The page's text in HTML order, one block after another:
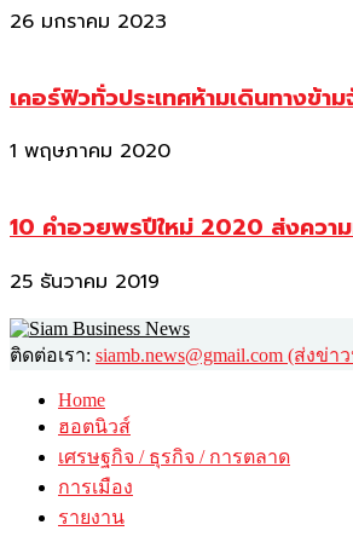
26 มกราคม 2023
เคอร์ฟิวทั่วประเทศห้ามเดินทางข้า
1 พฤษภาคม 2020
10 คำอวยพรปีใหม่ 2020 ส่งคว
25 ธันวาคม 2019
ติดต่อเรา: siamb.news@gmail.com (ส่ง
Home
ฮอตนิวส์
เศรษฐกิจ / ธุรกิจ / การตลาด
การเมือง
รายงาน